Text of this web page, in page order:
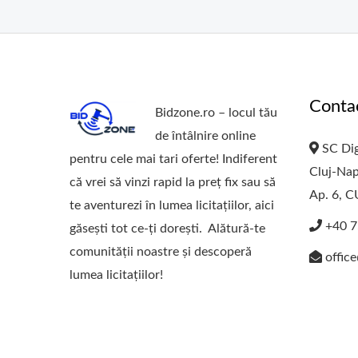
Bidzone.ro – locul tău
de întâlnire online
pentru cele mai tari oferte! Indiferent
că vrei să vinzi rapid la preț fix sau să
te aventurezi în lumea licitațiilor, aici
găsești tot ce-ți dorești. Alătură-te
comunității noastre și descoperă
lumea licitațiilor!
SC
Cluj-
Ap. 6,
+40